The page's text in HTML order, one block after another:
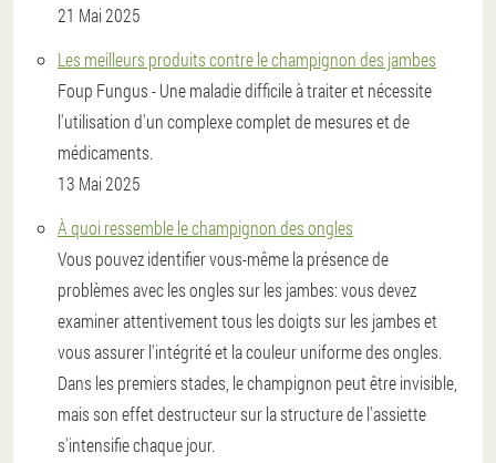
21 Mai 2025
Les meilleurs produits contre le champignon des jambes
Foup Fungus - Une maladie difficile à traiter et nécessite
l'utilisation d'un complexe complet de mesures et de
médicaments.
13 Mai 2025
À quoi ressemble le champignon des ongles
Vous pouvez identifier vous-même la présence de
problèmes avec les ongles sur les jambes: vous devez
examiner attentivement tous les doigts sur les jambes et
vous assurer l'intégrité et la couleur uniforme des ongles.
Dans les premiers stades, le champignon peut être invisible,
mais son effet destructeur sur la structure de l'assiette
s'intensifie chaque jour.